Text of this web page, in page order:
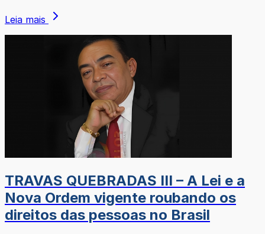
Leia mais
TRAVAS QUEBRADAS III – A Lei e a
Nova Ordem vigente roubando os
direitos das pessoas no Brasil